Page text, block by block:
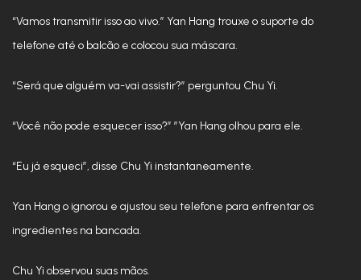
“Vamos transmitir isso ao vivo.” Yan Hang trouxe o suporte do
telefone até o balcão e colocou sua máscara.
“Será que alguém va-vai assistir?” perguntou Chu Yi.
“Você não pode esquecer isso?” ”Yan Hang olhou para ele.
“Eu já esqueci”, disse Chu Yi instantaneamente.
Yan Hang o ignorou e ajustou seu telefone para enfrentar os
ingredientes na bancada.
Chu Yi observou suas mãos.